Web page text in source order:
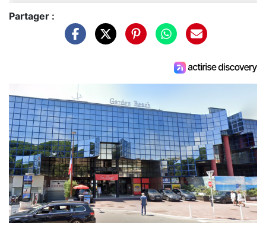
Partager :